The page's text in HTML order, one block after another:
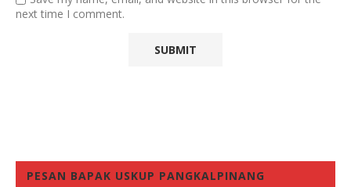
next time I comment.
PESAN BAPAK USKUP PANGKALPINANG